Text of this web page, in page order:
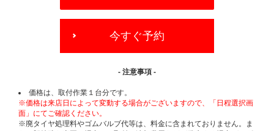
OPTIONS
今すぐ予約
- 注意事項 -
価格は、取付作業１台分です。
※価格は来店日によって変動する場合がございますので、「日程選択画
面」にてご確認ください。
※廃タイヤ処理料やゴムバルブ代等は、料金に含まれておりません。ま